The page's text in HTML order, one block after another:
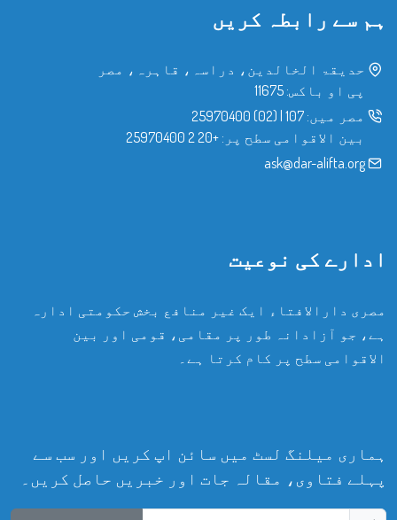
ہم سے رابطہ کریں
حدیقۃ الخالدین، دراسہ، قاہرہ، مصر
پی او باکس: 11675
مصر میں: 107
|
(02) 25970400
بین الاقوامی سطح پر: +20 2 25970400
ask@dar-alifta.org
ادارے کی نوعیت
مصری دارالافتاء ایک غیر منافع بخش حکومتی ادارہ
ہے، جو آزادانہ طور پر مقامی، قومی اور بین
الاقوامی سطح پر کام کرتا ہے۔
ہماری میلنگ لسٹ میں سائن اپ کریں اور سب سے
پہلے فتاوی، مقالہ جات اور خبریں حاصل کریں۔